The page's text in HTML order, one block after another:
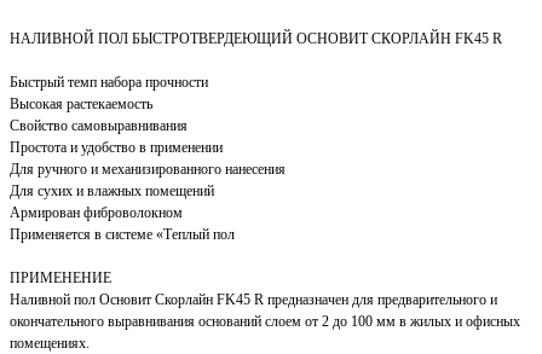
НАЛИВНОЙ ПОЛ БЫСТРОТВЕРДЕЮЩИЙ ОСНОВИТ СКОРЛАЙН FK45 R
Быстрый темп набора прочности
Высокая растекаемость
Свойство самовыравнивания
Простота и удобство в применении
Для ручного и механизированного нанесения
Для сухих и влажных помещений
Армирован фиброволокном
Применяется в системе «Теплый пол
ПРИМЕНЕНИЕ
Наливной пол Основит Скорлайн FK45 R предназначен для предварительного и
окончательного выравнивания оснований слоем от 2 до 100 мм в жилых и офисных
помещениях.